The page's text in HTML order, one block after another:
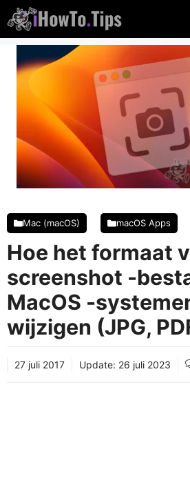
Skip
naar
inhoud
Mac (macOS) macOS Apps
Hoe het formaat
screenshot -
MacOS -
wijzigen (JPG,
27 juli 2017 Update: 26 juli 2023